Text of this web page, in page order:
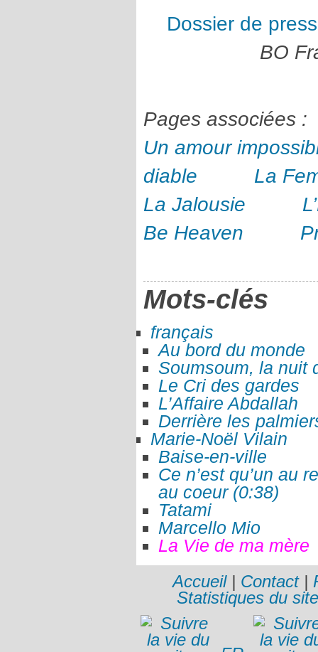
Dossier de
BO
Pages
Un amour
diable
La
La Jalousie
Be Heaven
Mots-clés
français
Au bord du monde
Soumsoum, la nuit
Le Cri des gardes
L’Affaire Abdallah
Derrière les
Marie-Noël Vilain
Baise-en-ville
Ce n’est qu’un au
au coeur (0:38)
Tatami
Marcello Mio
La Vie de ma mère
Accueil| Contact|
Statistiques du site